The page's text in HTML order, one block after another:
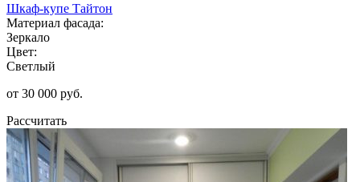
Шкаф-купе Тайтон
Материал фасада:
Зеркало
Цвет:
Светлый
от 30 000 руб.
Рассчитать